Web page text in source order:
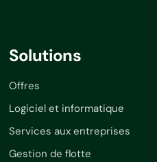
Solutions
Offres
Logiciel et informatique
Services aux entreprises
Gestion de flotte